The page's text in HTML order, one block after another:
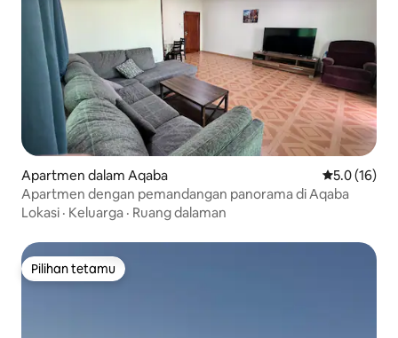
Apartmen dalam Aqaba Penarafan
5.0 (16)
Apartmen dengan pemandangan panorama di Aqaba
Lokasi · Keluarga · Ruang dalaman
Pilihan tetamu
Pilihan tetamu